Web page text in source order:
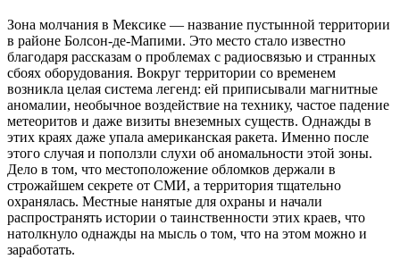
Зона молчания в Мексике — название пустынной территории
в районе Болсон-де-Мапими. Это место стало известно
благодаря рассказам о проблемах с радиосвязью и странных
сбоях оборудования. Вокруг территории со временем
возникла целая система легенд: ей приписывали магнитные
аномалии, необычное воздействие на технику, частое падение
метеоритов и даже визиты внеземных существ. Однажды в
этих краях даже упала американская ракета. Именно после
этого случая и поползли слухи об аномальности этой зоны.
Дело в том, что местоположение обломков держали в
строжайшем секрете от СМИ, а территория тщательно
охранялась. Местные нанятые для охраны и начали
распространять истории о таинственности этих краев, что
натолкнуло однажды на мысль о том, что на этом можно и
заработать.